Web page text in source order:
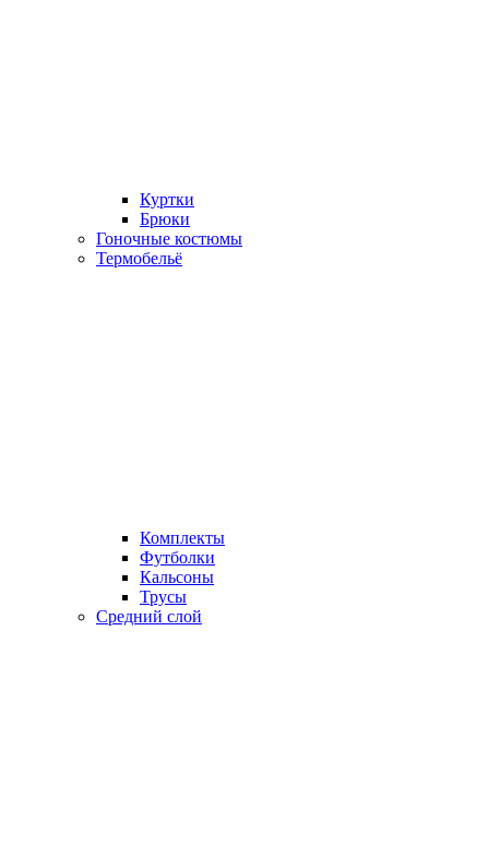
Куртки
Брюки
Гоночные костюмы
Термобельё
Комплекты
Футболки
Кальсоны
Трусы
Средний слой